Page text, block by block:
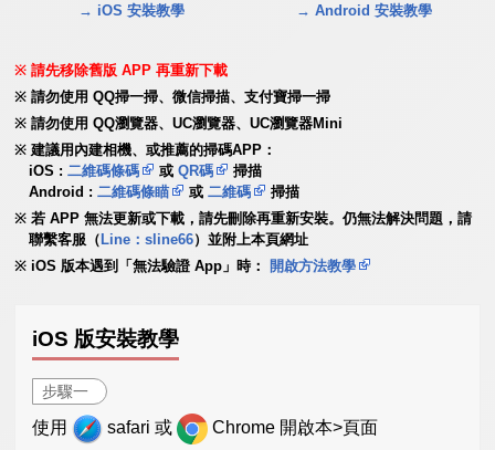
→ iOS 安裝教學 → Android 安裝教學
請先移除舊版 APP 再重新下載
請勿使用 QQ掃一掃、微信掃描、支付寶掃一掃
請勿使用 QQ瀏覽器、UC瀏覽器、UC瀏覽器Mini
建議用內建相機、或推薦的掃碼APP：
iOS :二維碼條碼 或QR碼
掃描
Android :二維碼條瞄 或二維碼
掃描
若 APP 無法更新或下載，請先刪除再重新安裝。仍無法解決問題，請
聯繫客服（ Line：sline66）並附上本頁網址
iOS 版本遇到「無法驗證 App」時：
開啟方法教學
iOS 版安裝教學
步驟一
使用 safari 或 Chrome 開啟本>頁面